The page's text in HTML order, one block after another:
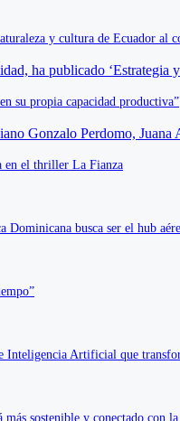
y cultura de Ecuador al
su propia capacidad productiva”
en el thriller La Fianza
busca ser el hub
Artificial que
sostenible y conectado con la